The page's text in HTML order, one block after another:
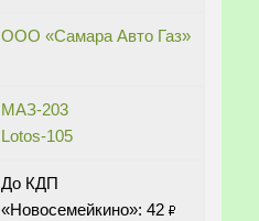
ООО «Самара Авто Газ»
МАЗ-203
Lotos-105
До КДП
«Новосемейкино»: 42